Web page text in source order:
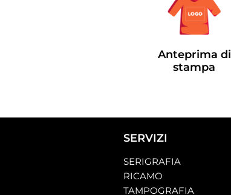
Anteprima di
stampa
SERVIZI
SERIGRAFIA
RICAMO
TAMPOGRAFIA